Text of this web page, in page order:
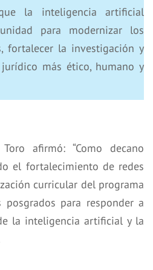
la inteligencia artificial
para modernizar los
fortalecer la investigación y
más ético, humano y
afirmó: “Como decano
el fortalecimiento de redes
curricular del programa
posgrados para responder a
la inteligencia artificial y la